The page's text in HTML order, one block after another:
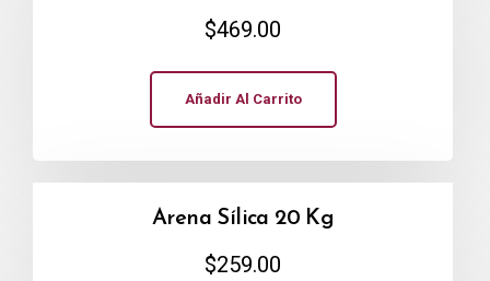
$469.00
Añadir Al Carrito
Arena Sílica 20 Kg
$259.00